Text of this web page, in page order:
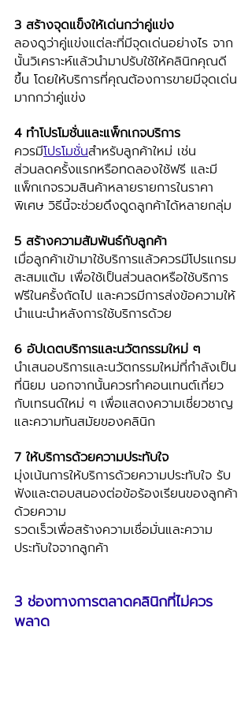
3 สร้างจุดแข็งให้เด่นกว่าคู่แข่ง
ลองดูว่าคู่แข่งแต่ละที่มีจุดเด่นอย่างไร จาก
นั้นวิเคราะห์แล้วนำมาปรับใช้ให้คลินิกคุณดี
ขึ้น โดยให้บริการที่คุณต้องการขายมีจุดเด่น
มากกว่าคู่แข่ง
4 ทำโปรโมชั่นและแพ็กเกจบริการ
ควรมีโปรโมชั่นสำหรับลูกค้าใหม่ เช่น
ส่วนลดครั้งแรกหรือทดลองใช้ฟรี และมี
แพ็กเกจรวมสินค้าหลายรายการในราคา
พิเศษ วิธีนี้จะช่วยดึงดูดลูกค้าได้หลายกลุ่ม
5 สร้างความสัมพันธ์กับลูกค้า
เมื่อลูกค้าเข้ามาใช้บริการแล้วควรมีโปรแกรม
สะสมแต้ม เพื่อใช้เป็นส่วนลดหรือใช้บริการ
ฟรีในครั้งถัดไป และควรมีการส่งข้อความให้
นำแนะนำหลังการใช้บริการด้วย
6 อัปเดตบริการและนวัตกรรมใหม่ ๆ
นำเสนอบริการและนวัตกรรมใหม่ที่กำลังเป็น
ที่นิยม นอกจากนั้นควรทำคอนเทนต์เกี่ยว
กับเทรนด์ใหม่ ๆ เพื่อแสดงความเชี่ยวชาญ
และความทันสมัยของคลินิก
7 ให้บริการด้วยความประทับใจ
มุ่งเน้นการให้บริการด้วยความประทับใจ รับ
ฟังและตอบสนองต่อข้อร้องเรียนของลูกค้า
ด้วยความ
รวดเร็วเพื่อสร้างความเชื่อมั่นและความ
ประทับใจจากลูกค้า
3 ช่องทางการตลาดคลินิกที่ไม่ควร
พลาด